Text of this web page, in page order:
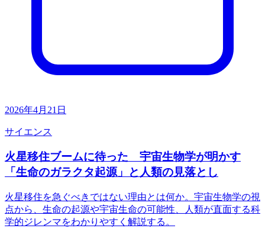
2026年4月21日
サイエンス
火星移住ブームに待った 宇宙生物学が明かす
「生命のガラクタ起源」と人類の見落とし
火星移住を急ぐべきではない理由とは何か。宇宙生物学の視
点から、生命の起源や宇宙生命の可能性、人類が直面する科
学的ジレンマをわかりやすく解説する。